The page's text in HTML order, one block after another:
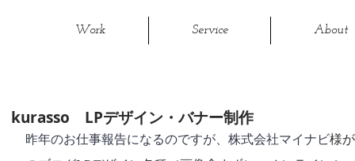
Work Service About
kurasso LPデザイン・バナー制作
昨年のお仕事報告になるのですが、株式会社マイナビ様